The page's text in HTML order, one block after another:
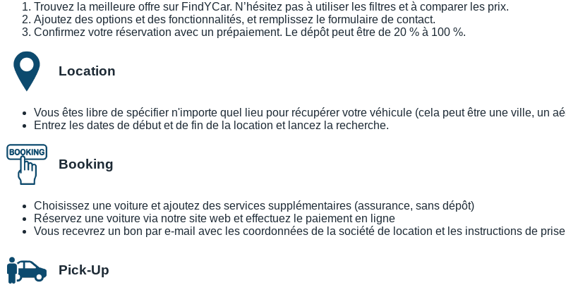
Trouvez la meilleure offre sur FindYCar. N’hésitez pas à utiliser les filtres et à comparer les prix.
Ajoutez des options et des fonctionnalités, et remplissez le formulaire de contact.
Confirmez votre réservation avec un prépaiement. Le dépôt peut être de 20 % à 100 %.
Location
Vous êtes libre de spécifier n'importe quel lieu pour récupérer votre véhicule (cela peut être une ville, un
Entrez les dates de début et de fin de la location et lancez la recherche.
Booking
Choisissez une voiture et ajoutez des services supplémentaires (assurance, sans dépôt)
Réservez une voiture via notre site web et effectuez le paiement en ligne
Vous recevrez un bon par e-mail avec les coordonnées de la société de location et les instructions de
Pick-Up